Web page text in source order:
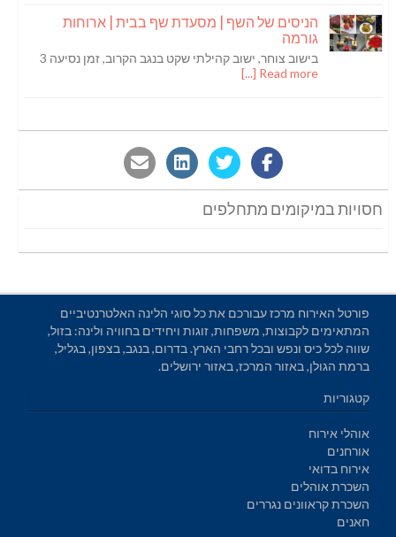
הניסים של השף | מסעדת שף בבית | ארוחות
גורמה
בישוב צוחר, ישוב קהילתי שקט בנגב הקרוב, זמן נסיעה 3
Read more [...]
חסויות במיקומים מתחלפים
פורטל האירוח מרכז עבורכם את כל סוגי הלינה האלטרנטיביים
המתאימים לקבוצות, משפחות, זוגות ויחידים בחוויה ולינה: בזול,
שווה לכל כיס ונפש ובכל רחבי הארץ. בדרום, בנגב, בצפון, בגליל,
ברמת הגולן, באזור המרכז, באזור ירושלים.
קטגוריות
אוהלי אירוח
אורחנים
אירוח בדואי
השכרת אוהלים
השכרת קראוונים נגררים
חאנים